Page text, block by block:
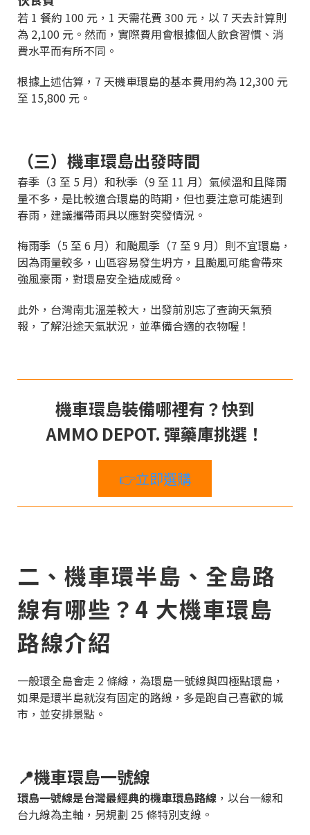
若 1 餐約 100 元，1 天需花費 300 元，以 7 天去計算則
為 2,100 元。然而，實際費用會根據個人飲食習慣、消
費水平而有所不同。
根據上述估算，7 天機車環島的基本費用約為 12,300 元
至 15,800 元。
（三）機車環島出發時間
春季（3 至 5 月）和秋季（9 至 11 月）氣候溫和且降雨
量不多，是比較適合環島的時期，但也要注意可能遇到
春雨，建議攜帶雨具以應對突發情況。
梅雨季（5 至 6 月）和颱風季（7 至 9 月）則不宜環島，
因為雨量較多，山區容易發生坍方，且颱風可能會帶來
強風豪雨，對環島安全造成威脅。
此外，台灣南北溫差較大，出發前別忘了查詢天氣預
報，了解沿途天氣狀況，並準備合適的衣物喔！
機車環島裝備哪裡有？快到
AMMO DEPOT. 彈藥庫挑選！
👉立即選購
二、機車環半島、全島路
線有哪些？4 大機車環島
路線介紹
一般環全島會走 2 條線，為環島一號線與四極點環島，
如果是環半島就沒有固定的路線，多是跑自己喜歡的城
市，並安排景點。
📍機車環島一號線
環島一號線是台灣最經典的機車環島路線 ，以台一線和
台九線為主軸，另規劃 25 條特別支線。